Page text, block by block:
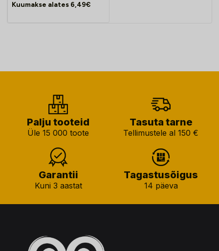
Kuumakse alates 6,49€
Palju tooteid
Üle 15 000 toote
Tasuta tarne
Tellimustele al 150 €
Garantii
Kuni 3 aastat
Tagastusõigus
14 päeva